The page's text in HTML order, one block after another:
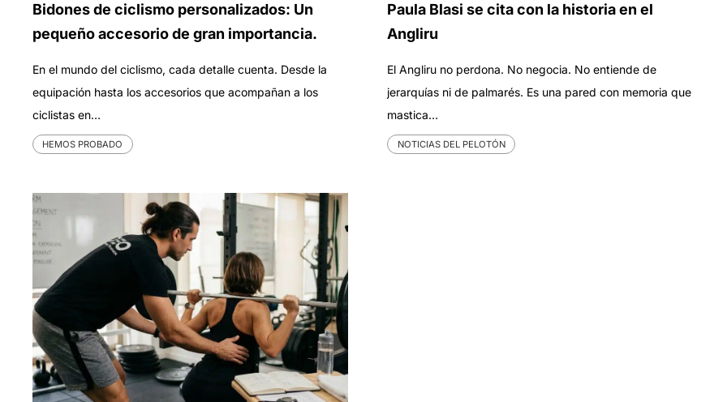
Bidones de ciclismo personalizados: Un
pequeño accesorio de gran importancia.
En el mundo del ciclismo, cada detalle cuenta. Desde la
equipación hasta los accesorios que acompañan a los
ciclistas en…
HEMOS PROBADO
Paula Blasi se cita con la historia en el
Angliru
El Angliru no perdona. No negocia. No entiende de
jerarquías ni de palmarés. Es una pared con memoria que
mastica…
NOTICIAS DEL PELOTÓN